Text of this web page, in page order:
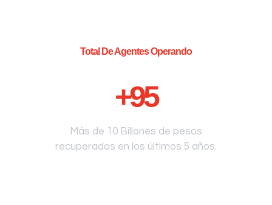
Total De Agentes Operando
+95
Más de 10 Billones de pesos
recuperados en los últimos 5 años.